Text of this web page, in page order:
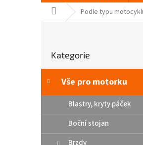
Domů Podle typu
r
n
í
a
kategorie
Kategorie
Vše pro motorku
Blastry, kryty páček
Boční stojan
Brzdy